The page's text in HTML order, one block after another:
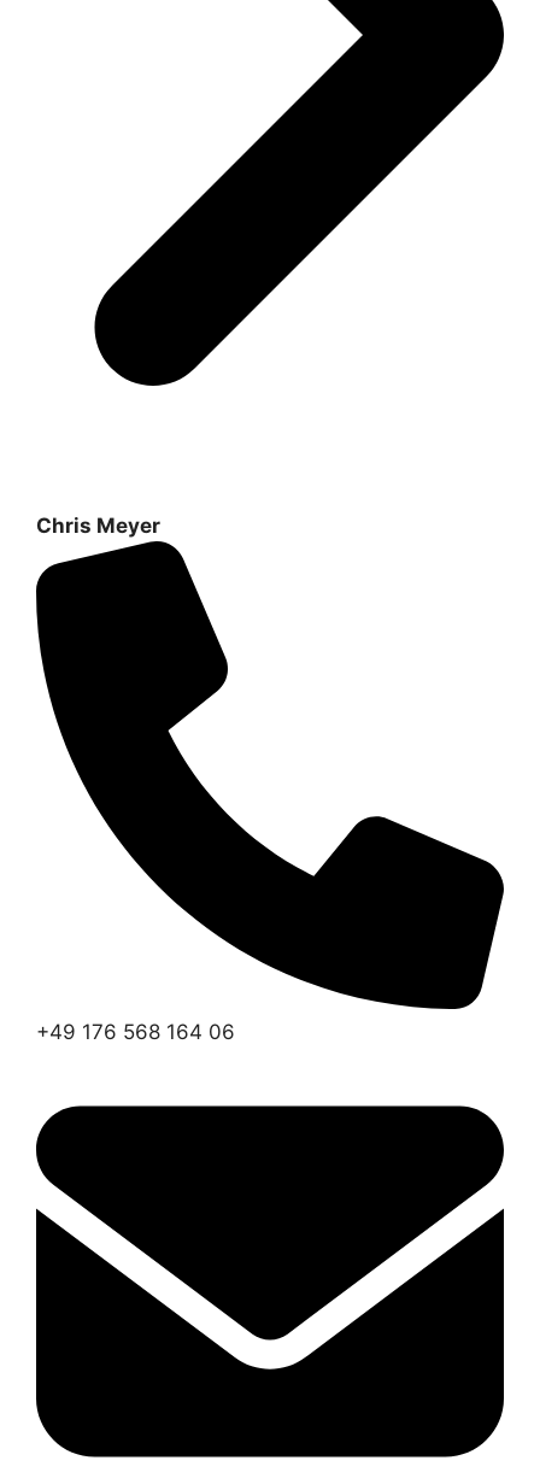
Chris Meyer
+49 176 568 164 06